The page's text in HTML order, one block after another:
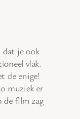
dat je ook
vlak.
de enige!
muziek er
de film zag